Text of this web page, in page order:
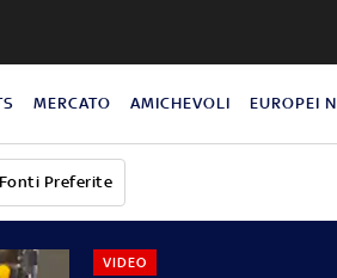
MERCATO AMICHEVOLI EUROPEI
Preferite
VIDEO